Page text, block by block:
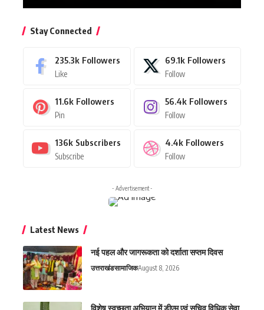
Stay Connected
235.3k Followers
Like
69.1k Followers
Follow
11.6k Followers
Pin
56.4k Followers
Follow
136k Subscribers
Subscribe
4.4k Followers
Follow
- Advertisement -
Latest News
नई पहल और जागरूकता को दर्शाता सप्तम दिवस
उत्तराखंडसामाजिकAugust 8, 2026
विशेष स्वच्छता अभियान में डीएम एवं सचिव विधिक सेवा